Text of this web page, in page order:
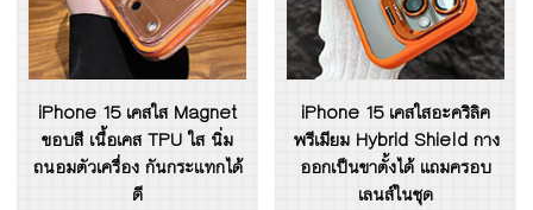
iPhone 15 เคสใส Magnet
ขอบสี เนื้อเคส TPU ใส นิ่ม
ถนอมตัวเครื่อง กันกระแทกได้
ดี
iPhone 15 เคสใสอะคริลิค
พรีเมียม Hybrid Shield กาง
ออกเป็นขาตั้งได้ แถมครอบ
เลนส์ในชุด